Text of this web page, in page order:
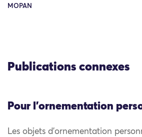
MOPAN
Publications connexes
Pour l'ornementation
Les objets d’ornementation